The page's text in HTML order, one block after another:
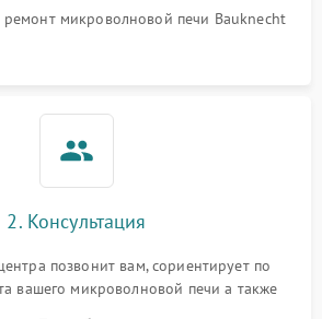
2000 ₽
ремонт микроволновой печи Bauknecht
2. Консультация
позвонит вам, сориентирует по
вашего микроволновой печи а также